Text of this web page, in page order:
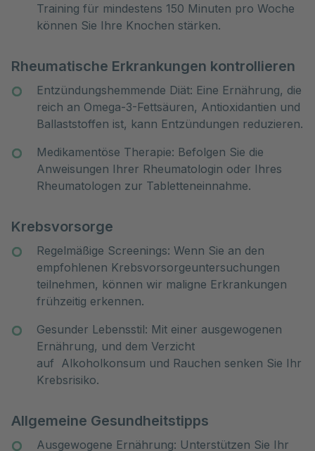
Training für mindestens 150 Minuten pro Woche
können Sie Ihre Knochen stärken.
Rheumatische Erkrankungen kontrollieren
Entzündungshemmende Diät: Eine Ernährung, die
reich an Omega-3-Fettsäuren, Antioxidantien und
Ballaststoffen ist, kann Entzündungen reduzieren.
Medikamentöse Therapie: Befolgen Sie die
Anweisungen Ihrer Rheumatologin oder Ihres
Rheumatologen zur Tabletteneinnahme.
Krebsvorsorge
Regelmäßige Screenings: Wenn Sie an den
empfohlenen Krebsvorsorgeuntersuchungen
teilnehmen, können wir maligne Erkrankungen
frühzeitig erkennen.
Gesunder Lebensstil: Mit einer ausgewogenen
Ernährung, und dem Verzicht
auf Alkoholkonsum und Rauchen senken Sie Ihr
Krebsrisiko.
Allgemeine Gesundheitstipps
Ausgewogene Ernährung: Unterstützen Sie Ihr